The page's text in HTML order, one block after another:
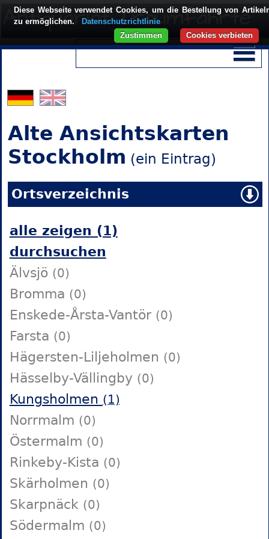
Alte Ansichtskarten
Stockholm (ein Eintrag)
Ortsverzeichnis
alle zeigen (1)
durchsuchen
Älvsjö (0)
Bromma (0)
Enskede-Årsta-Vantör (0)
Farsta (0)
Hägersten-Liljeholmen (0)
Hässelby-Vällingby (0)
Kungsholmen (1)
Norrmalm (0)
Östermalm (0)
Rinkeby-Kista (0)
Skärholmen (0)
Skarpnäck (0)
Södermalm (0)
Diese Webseite verwendet Cookies, um die Bestellung von
zu ermöglichen.
Datenschutzrichtlinie
Cookies verbieten
Zustimmen